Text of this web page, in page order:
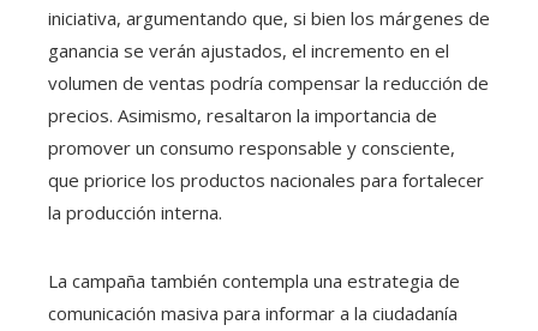
iniciativa, argumentando que, si bien los márgenes de
ganancia se verán ajustados, el incremento en el
volumen de ventas podría compensar la reducción de
precios. Asimismo, resaltaron la importancia de
promover un consumo responsable y consciente,
que priorice los productos nacionales para fortalecer
la producción interna.
La campaña también contempla una estrategia de
comunicación masiva para informar a la ciudadanía